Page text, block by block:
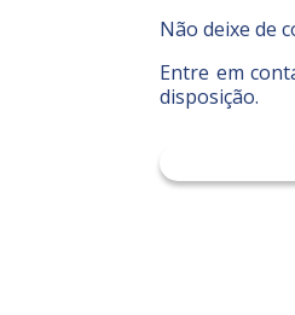
Não deixe de
Entre em
disposição.